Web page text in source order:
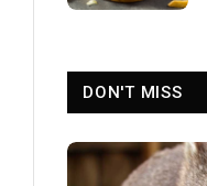
DON'T MISS